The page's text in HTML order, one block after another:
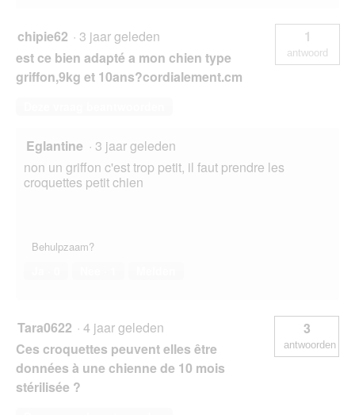
chipie62 · 3 jaar geleden
est ce bien adapté a mon chien type
griffon,9kg et 10ans?cordialement.cm
1
antwoord
Eglantine · 3 jaar geleden
non un griffon c'est trop petit, il faut prendre les
croquettes petit chien
Behulpzaam?
Tara0622 · 4 jaar geleden
Ces croquettes peuvent elles être
données à une chienne de 10 mois
stérilisée ?
3
antwoorden